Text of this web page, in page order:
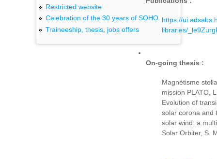
Restricted website
Celebration of the 30 years of SOHO
Traineeship, thesis, jobs offers
https://
libraries/
On-going thesis :
Magnétisme
mission PLATO,
Evolution of
solar corona and
solar wind: a
Solar Orbiter, S.